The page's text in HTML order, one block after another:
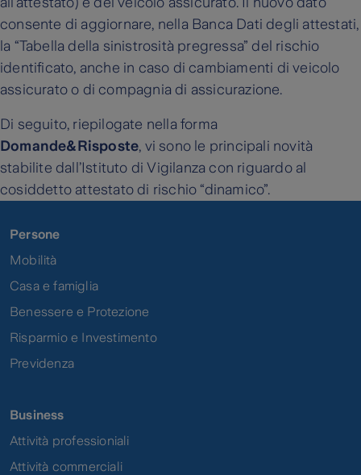
consente di aggiornare, nella Banca Dati degli attestati,
la “Tabella della sinistrosità pregressa” del rischio
identificato, anche in caso di cambiamenti di veicolo
assicurato o di compagnia di assicurazione.
Di seguito, riepilogate nella forma
Domande&Risposte, vi sono le principali novità
stabilite dall’Istituto di Vigilanza con riguardo al
cosiddetto attestato di rischio “dinamico”.
Persone
Mobilità
Casa e famiglia
Benessere e Protezione
Risparmio e Investimento
Previdenza
Business
Attività professioniali
Attività commerciali